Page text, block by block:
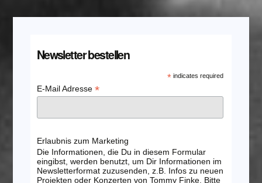
Newsletter bestellen
* indicates required
E-Mail Adresse *
Erlaubnis zum Marketing
Die Informationen, die Du in diesem Formular
eingibst, werden benutzt, um Dir Informationen im
Newsletterformat zuzusenden, z.B. Infos zu neuen
Projekten oder Konzerten von Tommy Finke. Bitte